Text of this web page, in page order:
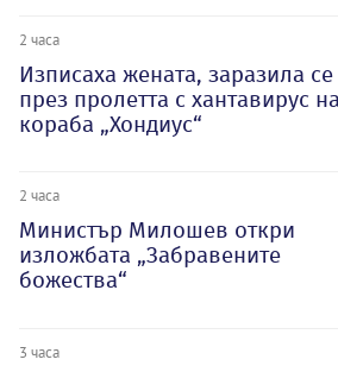
2 часа
Изписаха жената, заразила се
през пролетта с хантавирус на
кораба „Хондиус“
2 часа
Министър Милошев откри
изложбата „Забравените
божества“
3 часа